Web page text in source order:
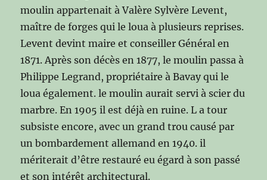
moulin appartenait à Valère Sylvère Levent,
maître de forges qui le loua à plusieurs reprises.
Levent devint maire et conseiller Général en
1871. Après son décès en 1877, le moulin passa à
Philippe Legrand, propriétaire à Bavay qui le
loua également. le moulin aurait servi à scier du
marbre. En 1905 il est déjà en ruine. L a tour
subsiste encore, avec un grand trou causé par
un bombardement allemand en 1940. il
mériterait d’être restauré eu égard à son passé
et son intérêt architectural.